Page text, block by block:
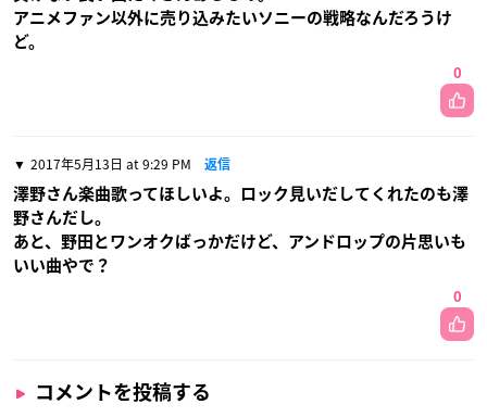
アニメファン以外に売り込みたいソニーの戦略なんだろうけ
ど。
0
2017年5月13日 at 9:29 PM 返信
澤野さん楽曲歌ってほしいよ。ロック見いだしてくれたのも澤
野さんだし。
あと、野田とワンオクばっかだけど、アンドロップの片思いも
いい曲やで？
0
コメントを投稿する